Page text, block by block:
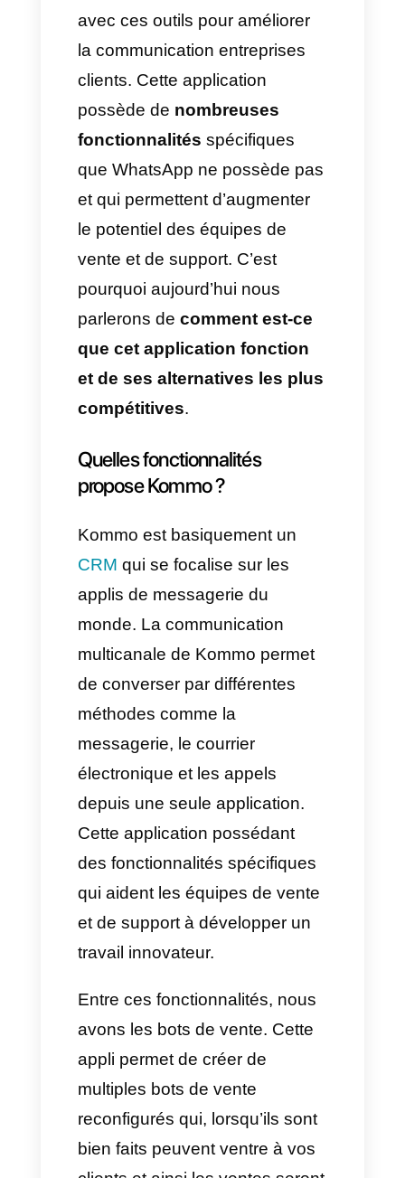
entreprises peuvent bénéficier
de
WhatsApp
sans toutefois
compétir directement.
Ceci est le cas pour Kommo, un
outil qui dépend de WhatsApp
et des autres réseaux sociaux
pour fonctionner et d’intégrer
avec ces outils pour améliorer
la communication entreprises
clients. Cette application
possède de
fonctionnalitésspécifiques
que WhatsApp ne possède pas
et qui permettent d’augmenter
le potentiel des équipes de
vente et de support. C’est
parlerons decomment est-ce
que cet application fonction
et de ses alternatives les plus
compétitives.
Quelles fonctionnalités
propose Kommo ?
Kommo
est basiquement un
applis de messagerie du
monde. La communication
multicanale de Kommo permet
de converser par différentes
méthodes comme la